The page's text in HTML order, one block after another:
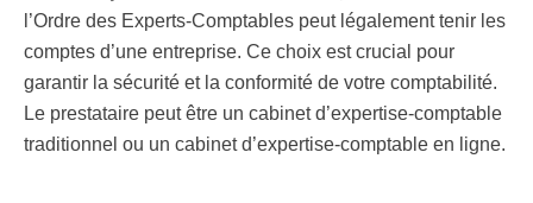
l’Ordre des Experts-Comptables peut légalement tenir les
comptes d’une entreprise. Ce choix est crucial pour
garantir la sécurité et la conformité de votre comptabilité.
Le prestataire peut être un cabinet d’expertise-comptable
traditionnel ou un cabinet d’expertise-comptable en ligne.